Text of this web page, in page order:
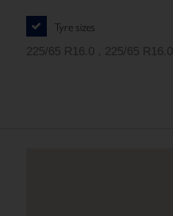
Tyre sizes
225/65 R16.0 , 225/65 R16.0